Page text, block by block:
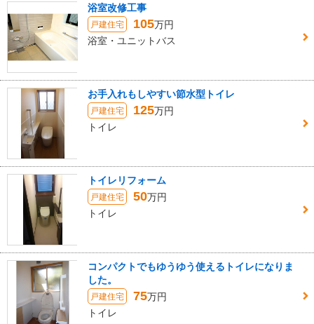
浴室改修工事
戸建住宅 105万円
浴室・ユニットバス
お手入れもしやすい節水型トイレ
戸建住宅 125万円
トイレ
トイレリフォーム
戸建住宅 50万円
トイレ
コンパクトでもゆうゆう使えるトイレになりま
した。
戸建住宅 75万円
トイレ